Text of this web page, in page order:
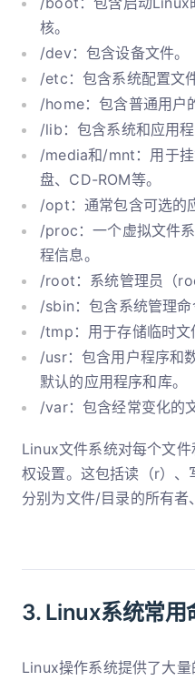
核。
/dev：包含设备文件。
/etc：包含系统配置文件
/home：包含普通用户
/lib：包含系统和应用程
/media和/mnt：用于
盘、CD-ROM等。
/opt：通常包含可选的
/proc：一个虚拟文件
程信息。
/root：系统管理员（
/sbin：包含系统管理命
/tmp：用于存储临时文
/usr：包含用户程序和
默认的应用程序和库。
/var：包含经常变化的
Linux文件系统对每个文
权设置。这包括读（r）、
分别为文件/目录的所有者
3. Linux系统常用
Linux操作系统提供了大